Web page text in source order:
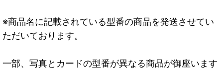
※商品名に記載されている型番の商品を発送させてい
ただいております。
一部、写真とカードの型番が異なる商品が御座います